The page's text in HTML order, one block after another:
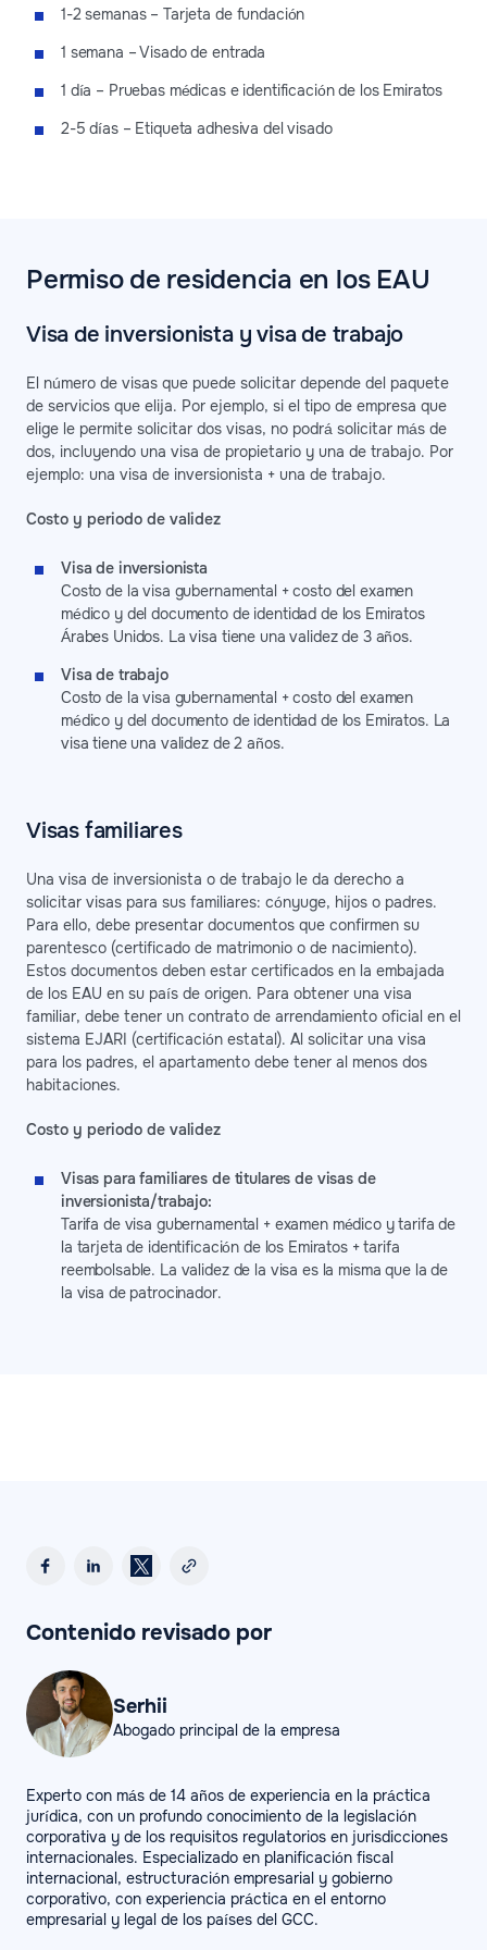
1-2 semanas – Tarjeta de fundación
1 semana – Visado de entrada
1 día – Pruebas médicas e identificación de los Emiratos
2-5 días – Etiqueta adhesiva del visado
Permiso de residencia en los EAU
Visa de inversionista y visa de trabajo
El número de visas que puede solicitar depende del paquete
de servicios que elija. Por ejemplo, si el tipo de empresa que
elige le permite solicitar dos visas, no podrá solicitar más de
dos, incluyendo una visa de propietario y una de trabajo. Por
ejemplo: una visa de inversionista + una de trabajo.
Costo y periodo de validez
Visa de inversionista
Costo de la visa gubernamental + costo del examen
médico y del documento de identidad de los Emiratos
Árabes Unidos. La visa tiene una validez de 3 años.
Visa de trabajo
Costo de la visa gubernamental + costo del examen
médico y del documento de identidad de los Emiratos. La
visa tiene una validez de 2 años.
Visas familiares
Una visa de inversionista o de trabajo le da derecho a
solicitar visas para sus familiares: cónyuge, hijos o padres.
Para ello, debe presentar documentos que confirmen su
parentesco (certificado de matrimonio o de nacimiento).
Estos documentos deben estar certificados en la embajada
de los EAU en su país de origen. Para obtener una visa
familiar, debe tener un contrato de arrendamiento oficial en el
sistema EJARI (certificación estatal). Al solicitar una visa
para los padres, el apartamento debe tener al menos dos
habitaciones.
Costo y periodo de validez
Visas para familiares de titulares de visas de
inversionista/trabajo:
Tarifa de visa gubernamental + examen médico y tarifa de
la tarjeta de identificación de los Emiratos + tarifa
reembolsable. La validez de la visa es la misma que la de
la visa de patrocinador.
Contenido revisado por
Serhii
Abogado principal de la empresa
Experto con más de 14 años de experiencia en la práctica
jurídica, con un profundo conocimiento de la legislación
corporativa y de los requisitos regulatorios en jurisdicciones
internacionales. Especializado en planificación fiscal
internacional, estructuración empresarial y gobierno
corporativo, con experiencia práctica en el entorno
empresarial y legal de los países del GCC.